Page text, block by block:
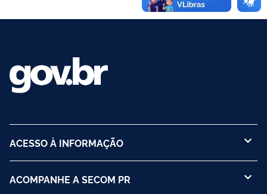
aborda temas como identificação de fake news e deepfakes, e
a citação ética de conteúdos gerados por inteligência artificial,
ética e crítica.
desempleo y un aumento real en el rendimiento promedio del
8,3%
ACESSO À INFORMAÇÃO
ACOMPANHE A SECOM PR